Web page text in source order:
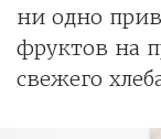
ни одно
фруктов на
свежего